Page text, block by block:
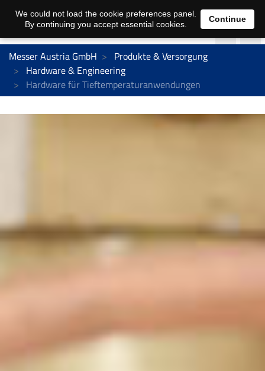
Messer Austria GmbH
Produkte & Versorgung
Hardware & Engineering
Hardware für Tieftemperaturanwendungen
We could not load the cookie preferences panel.
By continuing you accept essential cookies.
Continue